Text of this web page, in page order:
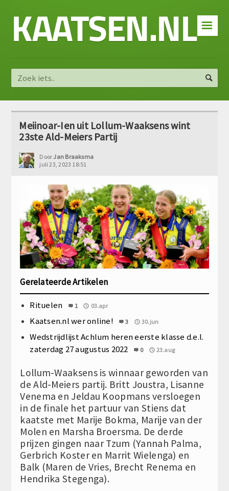
☰
KAATSEN.NL
Meiinoar-Ien uit Lollum-Waaksens wint
23ste Ald-Meiers Partij
DoorJan Braaksma
juli 23, 2023 18:51
Gerelateerde Artikelen
Rituelen 1 03.apr
Kaatsen.nl wer online! 3 30.jun
Wedstrijdlijst Achlum heren eerste klasse d.e.l.
zaterdag 27 augustus 2022
0 23.aug
Lollum-Waaksens is winnaar geworden van
de Ald-Meiers partij. Britt Joustra, Lisanne
Venema en Jeldau Koopmans versloegen
in de finale het partuur van Stiens dat
kaatste met Marije Bokma, Marije van der
Molen en Marsha Broersma. De derde
prijzen gingen naar Tzum (Yannah Palma,
Gerbrich Koster en Marrit Wielenga) en
Balk (Maren de Vries, Brecht Renema en
Hendrika Stegenga).